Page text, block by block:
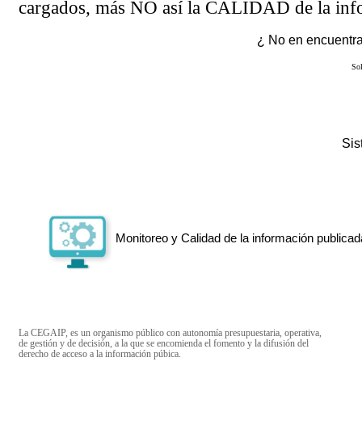
cargados, más NO así la CALIDAD de la
¿ No en
Monitoreo y Calidad de la información
La CEGAIP, es un organismo público con autonomía presupuestaria, operativa,
de gestión y de decisión, a la que se encomienda el fomento y la difusión del
derecho de acceso a la información púbica.